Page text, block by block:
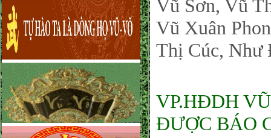
Vũ Sơn, Vũ
Vũ Xuân
Thị Cúc,
VP.HĐDH
ĐƯỢC BÁO